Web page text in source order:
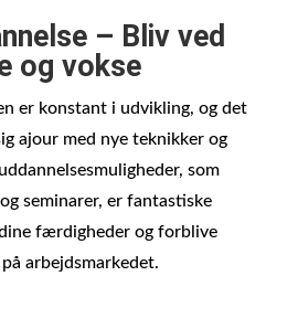
– Bliv ved
og vokse
er konstant i udvikling, og det
ajour med nye teknikker og
som
seminarer, er fantastiske
færdigheder og forblive
arbejdsmarkedet.